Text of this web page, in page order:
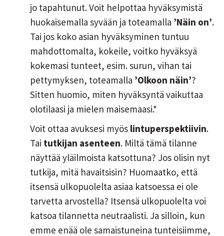
jo tapahtunut. Voit helpottaa hyväksymistä
huokaisemalla syvään ja toteamalla ’Näin on’.
Tai jos koko asian hyväksyminen tuntuu
mahdottomalta, kokeile, voitko hyväksyä
kokemasi tunteet, esim. surun, vihan tai
pettymyksen, toteamalla ’Olkoon näin’?
Sitten huomio, miten hyväksyntä vaikuttaa
olotilaasi ja mielen maisemaasi.*
Voit ottaa avuksesi myös lintuperspektiivin.
Tai tutkijan asenteen. Miltä tämä tilanne
näyttää yläilmoista katsottuna? Jos olisin nyt
tutkija, mitä havaitsisin? Huomaatko, että
itsensä ulkopuolelta asiaa katsoessa ei ole
tarvetta arvostella? Itsensä ulkopuolelta voi
katsoa tilannetta neutraalisti. Ja silloin, kun
emme enää ole samaistuneina tunteisiimme,